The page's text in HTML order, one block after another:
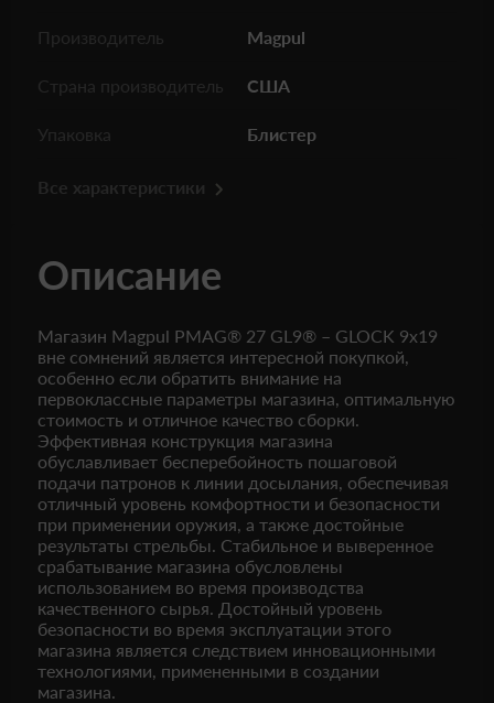
Производитель Magpul
Страна производитель США
Упаковка Блистер
Все характеристики
Описание
Магазин Magpul PMAG® 27 GL9® – GLOCK 9x19
вне сомнений является интересной покупкой,
особенно если обратить внимание на
первоклассные параметры магазина, оптимальную
стоимость и отличное качество сборки.
Эффективная конструкция магазина
обуславливает бесперебойность пошаговой
подачи патронов к линии досылания, обеспечивая
отличный уровень комфортности и безопасности
при применении оружия, а также достойные
результаты стрельбы. Стабильное и выверенное
срабатывание магазина обусловлены
использованием во время производства
качественного сырья. Достойный уровень
безопасности во время эксплуатации этого
магазина является следствием инновационными
технологиями, примененными в создании
магазина.